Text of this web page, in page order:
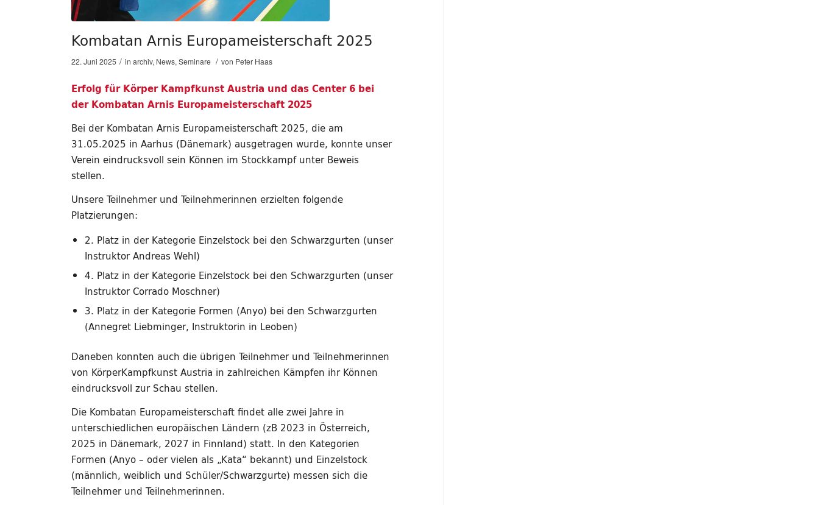
Kombatan Arnis Europameisterschaft 2025
22. Juni 2025 / inarchiv, News,Seminare / von Peter Haas
Erfolg für Körper Kampfkunst Austria und das Center 6 bei
der Kombatan Arnis Europameisterschaft 2025
Bei der Kombatan Arnis Europameisterschaft 2025, die am
31.05.2025 in Aarhus (Dänemark) ausgetragen wurde, konnte unser
Verein eindrucksvoll sein Können im Stockkampf unter Beweis
stellen.
Unsere Teilnehmer und Teilnehmerinnen erzielten folgende
Platzierungen:
2. Platz in der Kategorie Einzelstock bei den Schwarzgurten (unser
Instruktor Andreas Wehl)
4. Platz in der Kategorie Einzelstock bei den Schwarzgurten (unser
Instruktor Corrado Moschner)
3. Platz in der Kategorie Formen (Anyo) bei den Schwarzgurten
(Annegret Liebminger, Instruktorin in Leoben)
Daneben konnten auch die übrigen Teilnehmer und Teilnehmerinnen
von KörperKampfkunst Austria in zahlreichen Kämpfen ihr Können
eindrucksvoll zur Schau stellen.
Die Kombatan Europameisterschaft findet alle zwei Jahre in
unterschiedlichen europäischen Ländern (zB 2023 in Österreich,
2025 in Dänemark, 2027 in Finnland) statt. In den Kategorien
Formen (Anyo – oder vielen als „Kata“ bekannt) und Einzelstock
(männlich, weiblich und Schüler/Schwarzgurte) messen sich die
Teilnehmer und Teilnehmerinnen.